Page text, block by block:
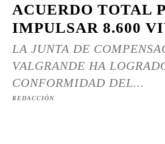
ACUERDO TOTAL
IMPULSAR 8.600
LA JUNTA DE
VALGRANDE HA
CONFORMIDAD DEL...
REDACCIÓN